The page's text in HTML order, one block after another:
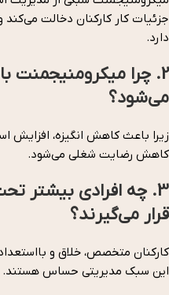
جزئیات کار کارکنان دخالت
دارد.
2. چرا میکرومنیجمنت
می‌شود؟
زیرا باعث کاهش انگیزه، افزایش
کاهش رضایت شغلی می‌شود.
3. چه افرادی بیشتر
قرار می‌گیرند؟
کارکنان متخصص، خلاق و
این سبک مدیریتی حساس هستند.